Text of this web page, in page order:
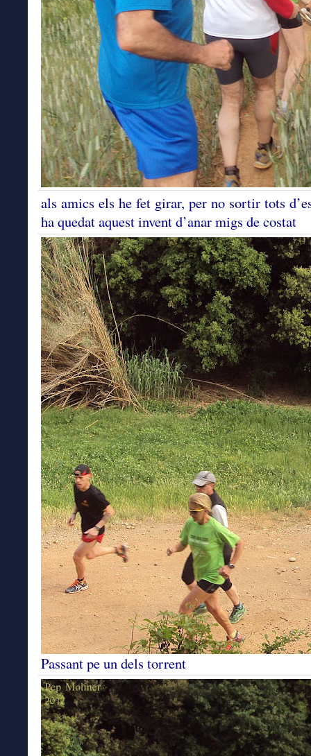
als amics els he fet girar, per no sortir tots
ha quedat aquest invent d’anar migs de costat
Passant pe un dels torrent